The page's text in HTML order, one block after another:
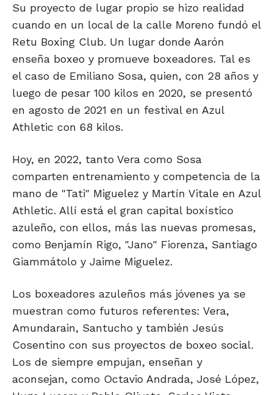
Su proyecto de lugar propio se hizo realidad
cuando en un local de la calle Moreno fundó el
Retu Boxing Club. Un lugar donde Aarón
enseña boxeo y promueve boxeadores. Tal es
el caso de Emiliano Sosa, quien, con 28 años y
luego de pesar 100 kilos en 2020, se presentó
en agosto de 2021 en un festival en Azul
Athletic con 68 kilos.
Hoy, en 2022, tanto Vera como Sosa
comparten entrenamiento y competencia de la
mano de "Tati" Miguelez y Martín Vitale en Azul
Athletic. Allí está el gran capital boxístico
azuleño, con ellos, más las nuevas promesas,
como Benjamín Rigo, "Jano" Fiorenza, Santiago
Giammátolo y Jaime Miguelez.
Los boxeadores azuleños más jóvenes ya se
muestran como futuros referentes: Vera,
Amundarain, Santucho y también Jesús
Cosentino con sus proyectos de boxeo social.
Los de siempre empujan, enseñan y
aconsejan, como Octavio Andrada, José López,